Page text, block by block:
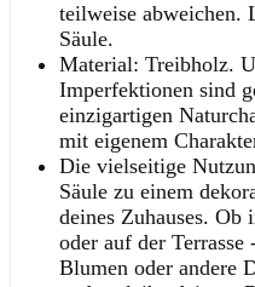
teilweise abweichen.
Säule.
Material: Treibholz.
Imperfektionen sind
einzigartigen
mit eigenem
Die vielseitige
Säule zu einem
deines Zuhauses.
oder auf der
Blumen oder andere